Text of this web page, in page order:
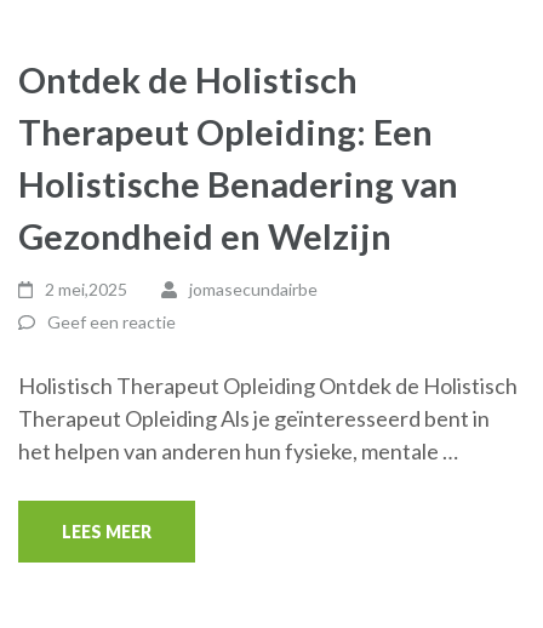
Ontdek de Holistisch
Therapeut Opleiding: Een
Holistische Benadering van
Gezondheid en Welzijn
2 mei,2025
jomasecundairbe
Geef een reactie
Holistisch Therapeut Opleiding Ontdek de Holistisch
Therapeut Opleiding Als je geïnteresseerd bent in
het helpen van anderen hun fysieke, mentale …
LEES MEER